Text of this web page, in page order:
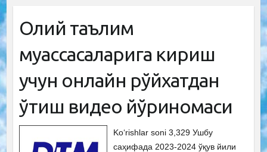
Олий таълим
муассасаларига кириш
учун онлайн рўйхатдан
ўтиш видео йўриқномаси
Ko‘rishlar soni 3,329 Ушбу
саҳифада 2023-2024 ўқув йили